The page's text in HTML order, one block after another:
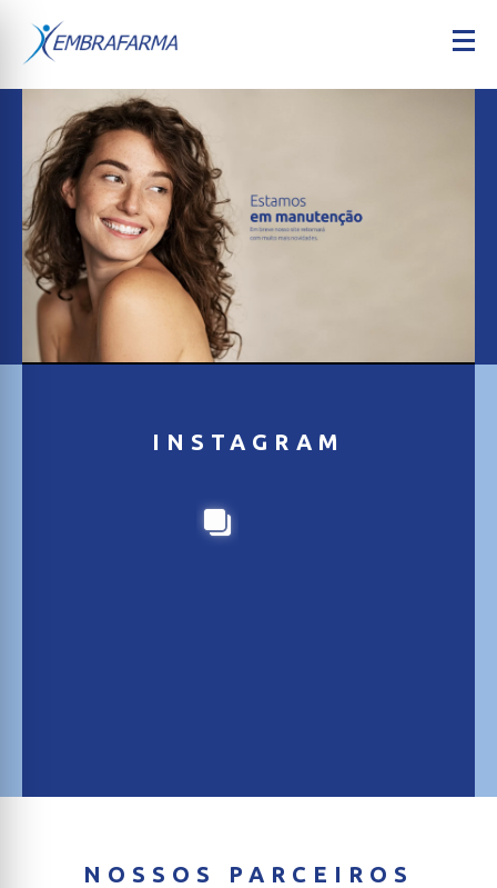
INSTAGRAM
NOSSOS PARCEIROS